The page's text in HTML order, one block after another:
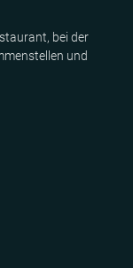
bei der
und